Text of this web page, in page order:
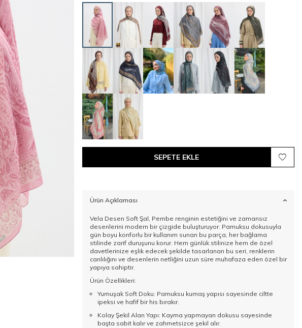
SEPETE EKLE
Ürün Açıklaması
Vela Desen Soft Şal, Pembe renginin estetiğini ve zamansız
desenlerini modern bir çizgide buluşturuyor. Pamuksu dokusuyla
gün boyu konforlu bir kullanım sunan bu parça, her bağlama
stilinde zarif duruşunu korur. Hem günlük stilinize hem de özel
davetlerinize eşlik edecek şekilde tasarlanan bu seri, renklerin
canlılığını ve desenlerin netliğini uzun süre muhafaza eden özel bir
yapıya sahiptir.
Ürün Özellikleri:
Yumuşak Soft Doku: Pamuksu kumaş yapısı sayesinde ciltte
ipeksi ve hafif bir his bırakır.
Kolay Şekil Alan Yapı: Kayma yapmayan dokusu sayesinde
başta sabit kalır ve zahmetsizce şekil alır.